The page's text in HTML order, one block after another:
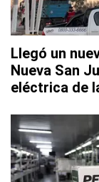
Llegó un
Nueva San
eléctrica de